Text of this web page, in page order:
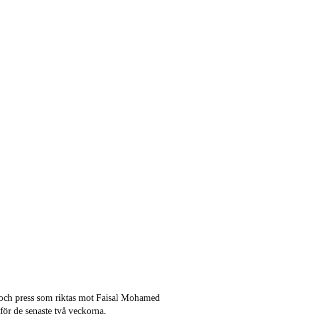
press som riktas mot Faisal Mohamed
de senaste två veckorna.